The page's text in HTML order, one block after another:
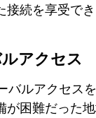
続を享受で
アクセス
バルアクセス
困難だった